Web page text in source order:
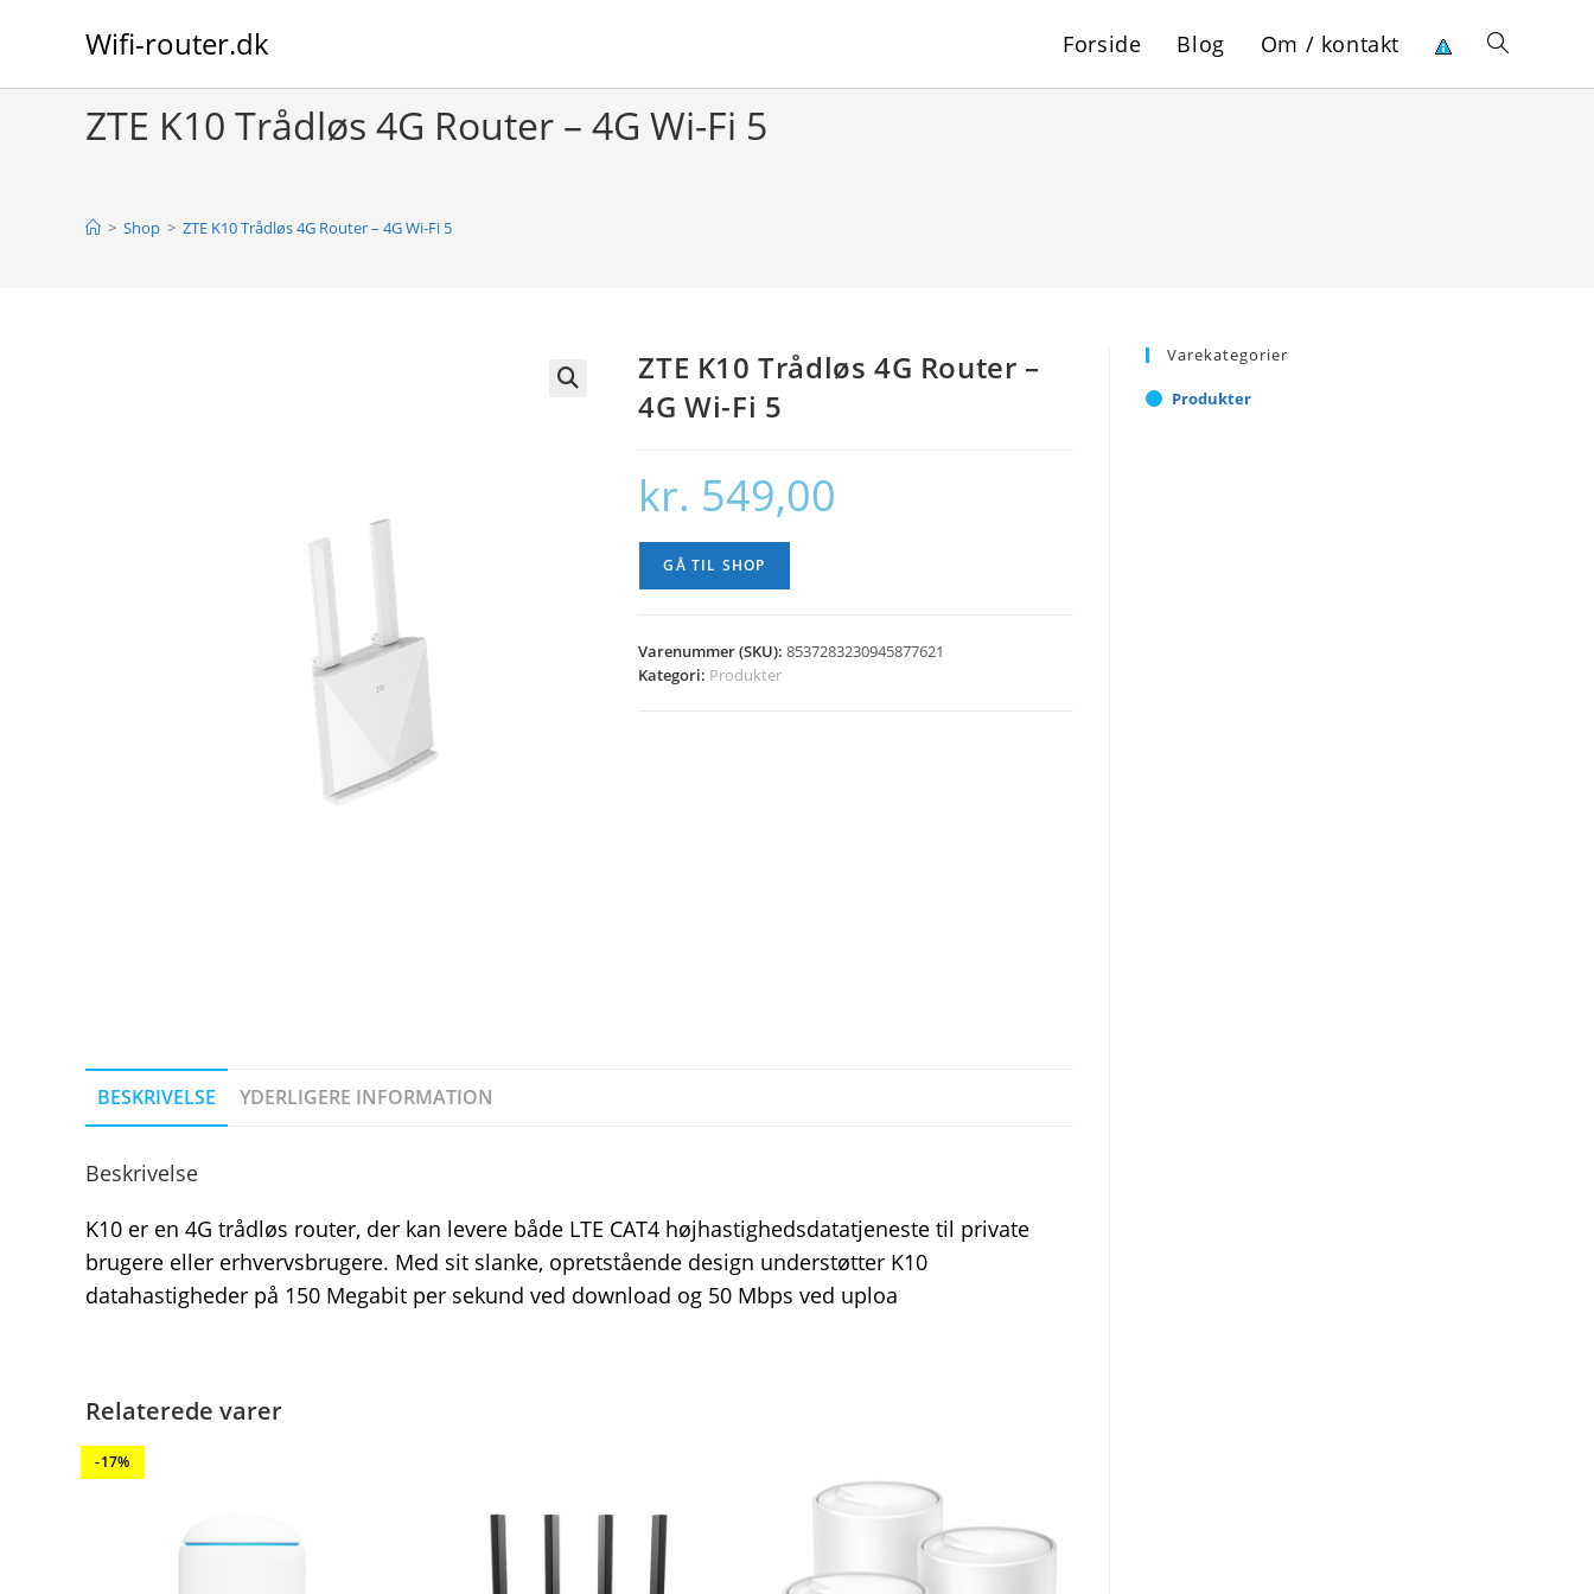
Wifi-router.dk Forside Blog Om / kontakt Toggle
ZTE K10 Trådløs 4G Router – 4G Wi-Fi 5
> Shop > ZTE K10 Trådløs 4G Router – 4G Wi-Fi 5
ZTE K10 Trådløs 4G Router –
4G Wi-Fi 5
kr. 549,00
GÅ TIL SHOP
Varenummer (SKU):8537283230945877621
Kategori: Produkter
BESKRIVELSE YDERLIGERE INFORMATION
Beskrivelse
K10 er en 4G trådløs router, der kan levere både LTE CAT4 højhastighedsdatatjeneste til private
brugere eller erhvervsbrugere. Med sit slanke, opretstående design understøtter K10
datahastigheder på 150 Megabit per sekund ved download og 50 Mbps ved uploa
Relaterede varer
-17%
Varekategorier
Produkter